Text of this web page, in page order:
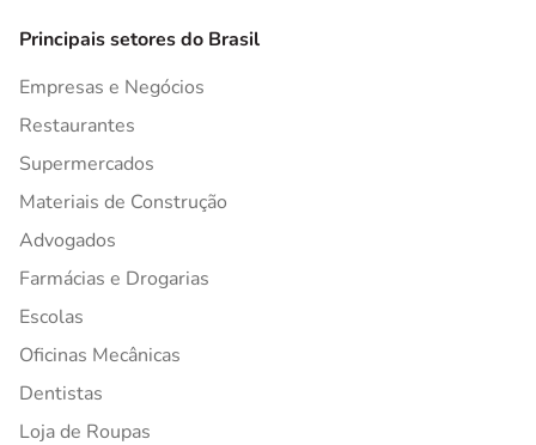
Principais setores do Brasil
Empresas e Negócios
Restaurantes
Supermercados
Materiais de Construção
Advogados
Farmácias e Drogarias
Escolas
Oficinas Mecânicas
Dentistas
Loja de Roupas